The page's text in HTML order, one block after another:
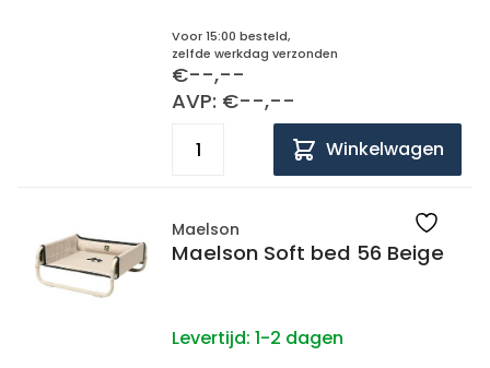
Voor 15:00 besteld,
zelfde werkdag verzonden
€--,--
AVP: €--,--
Winkelwagen
Maelson
Maelson Soft bed 56 Beige
Levertijd: 1-2 dagen